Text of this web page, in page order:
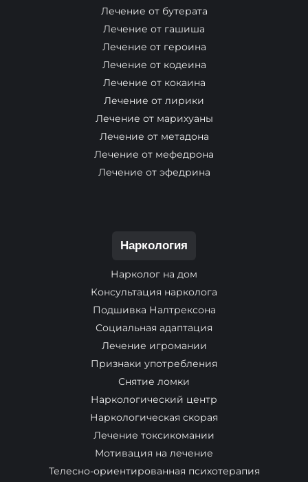
Лечение от бутерата
Лечение от гашиша
Лечение от героина
Лечение от кодеина
Лечение от кокаина
Лечение от лирики
Лечение от марихуаны
Лечение от метадона
Лечение от мефедрона
Лечение от эфедрина
Наркология
Нарколог на дом
Консультация нарколога
Подшивка Налтрексона
Социальная адаптация
Лечение игромании
Признаки употребления
Снятие ломки
Наркологический центр
Наркологическая скорая
Лечение токсикомании
Мотивация на лечение
Телесно-ориентированная психотерапия